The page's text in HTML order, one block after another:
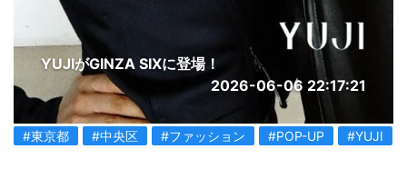
YUJIがGINZA SIXに登場！
2026-06-06 22:17:21
#東京都 #中央区 #ファッション #POP-UP #YUJI